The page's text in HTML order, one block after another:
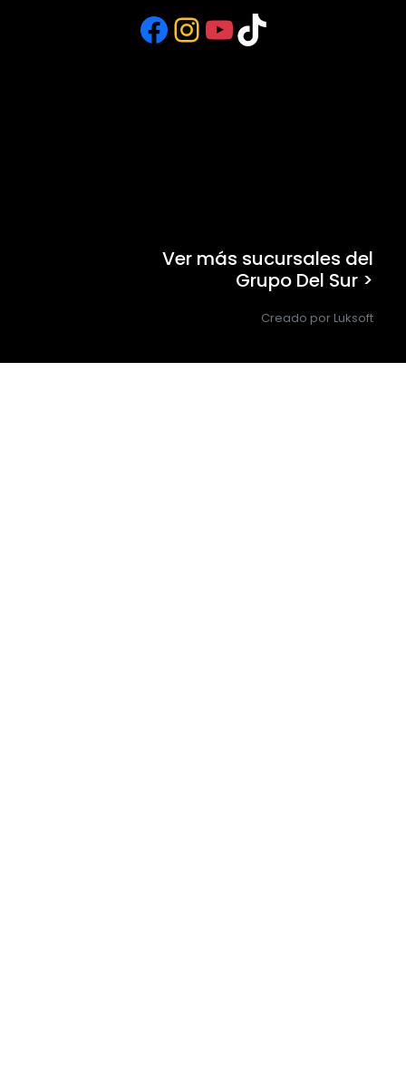
Facebook
Instagram
YouTube
TikTok
Ver más sucursales del
Grupo Del Sur >
Creado por Luksoft